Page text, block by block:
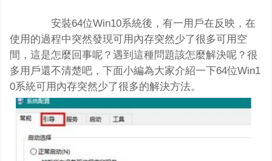
安裝64位Win10系統後，有一用戶在反映，在
使用的過程中突然發現可用內存突然少了很多可用空
間，這是怎麼回事呢？遇到這種問題該怎麼解決呢？很
多用戶還不清楚吧，下面小編為大家介紹一下64位Win1
0系統可用內存突然少了很多的解決方法。